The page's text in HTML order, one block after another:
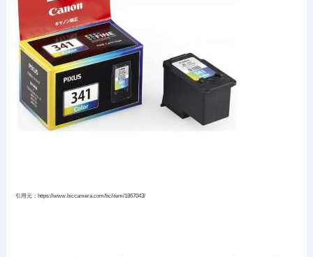
引用元：https://www.biccamera.com/bc/item/1867043/